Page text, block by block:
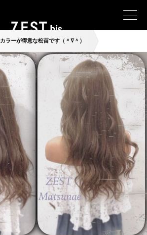
カラーが得意な松苗です（＾∇＾）